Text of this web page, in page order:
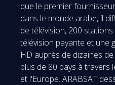
que le premier
dans le monde arabe, il
de télévision, 200
télévision payante et une
HD auprès de dizaines
plus de 80 pays à travers
et l'Europe. ARABSAT